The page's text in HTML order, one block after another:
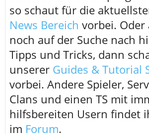
so schaut für die
News Bereich vorbei.
noch auf der Suche nach
Tipps und Tricks, dann
unserer Guides & Tutorial
vorbei. Andere Spieler,
Clans und einen TS mit
hilfsbereiten Usern findet
im Forum.